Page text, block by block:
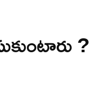
శేరిలింగంపల్లి ?